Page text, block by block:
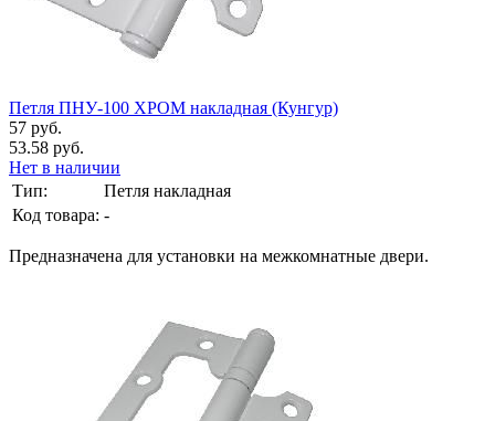
Петля ПНУ-100 ХРОМ накладная (Кунгур)
57 руб.
53.58 руб.
Нет в наличии
Тип:
Петля накладная
Код товара: -
Предназначена для установки на межкомнатные двери.